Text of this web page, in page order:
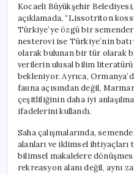
Kocaeli Büyükşehir
açıklamada, “Lissotriton
Türkiye’ye özgü bir
nesterovi ise Türkiye’nin
olarak bulunan bir tür olarak
verilerin ulusal bilim
bekleniyor. Ayrıca,
fauna açısından değil,
çeşitliliğinin daha iyi
ifadelerini kullandı.
Saha çalışmalarında,
alanları ve iklimsel
bilimsel makalelere
rekreasyon alanı değil, aynı